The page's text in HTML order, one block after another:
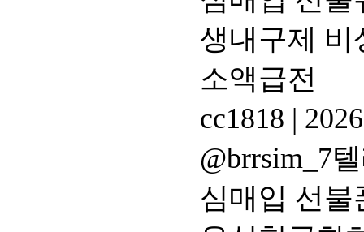
생내구제 비
소액급전
cc1818 |
@brrsim_7
심매입 선